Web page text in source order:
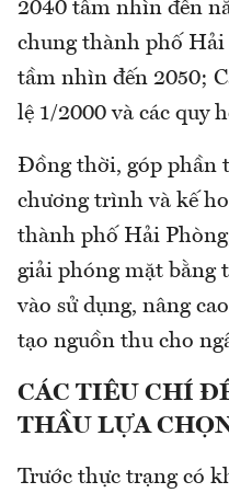
2040 tầm nhìn đến
chung thành phố Hải
tầm nhìn đến 2050;
lệ 1/2000 và các quy
Đồng thời, góp phần
chương trình và kế
thành phố Hải
giải phóng mặt bằng
vào sử dụng, nâng
tạo nguồn thu cho
CÁC TIÊU CHÍ
THẦU LỰA
Trước thực trạng có